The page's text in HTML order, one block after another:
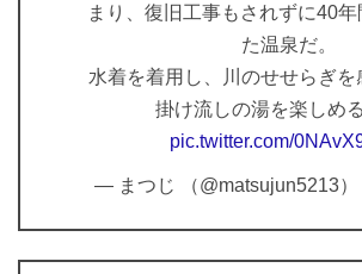
まり、復旧工事もされずに40
た温泉だ。
水着を着用し、川のせせらぎを
掛け流しの湯を楽しめ
pic.twitter.com/
— まつじ （@matsujun5213）